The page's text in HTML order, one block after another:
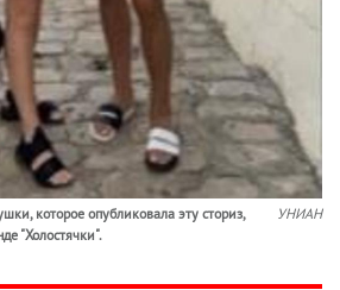
которое опубликовала эту сториз,
"Холостячки".
УНИАН